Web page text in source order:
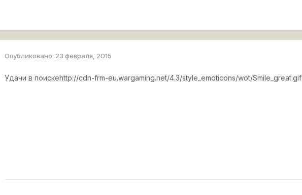
Опубликовано: 23 февраля, 2015
Удачи в поискеhttp://cdn-frm-eu.wargaming.net/4.3/style_emoticons/wot/Smile_great.gif